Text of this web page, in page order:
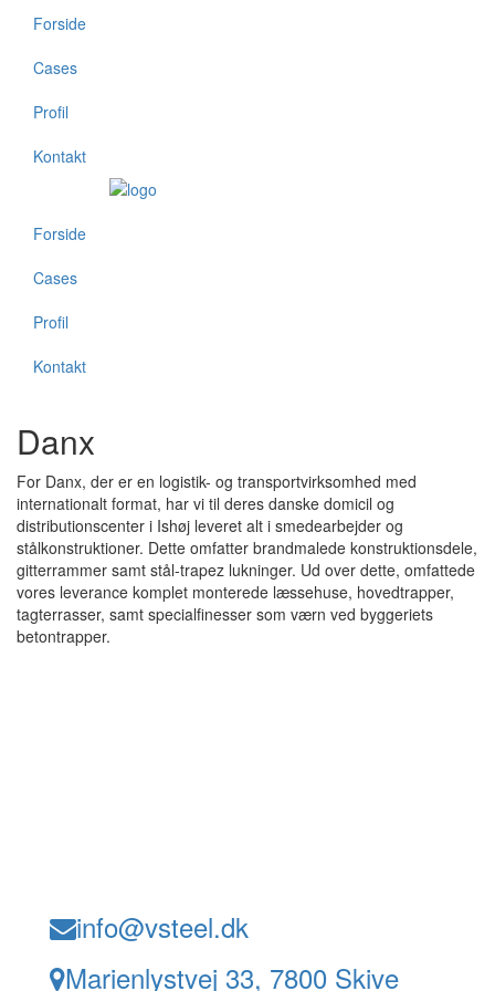
Forside
Cases
Profil
Kontakt
Forside
Cases
Profil
Kontakt
Danx
For Danx, der er en logistik- og transportvirksomhed med
internationalt format, har vi til deres danske domicil og
distributionscenter i Ishøj leveret alt i smedearbejder og
stålkonstruktioner. Dette omfatter brandmalede konstruktionsdele,
gitterrammer samt stål-trapez lukninger. Ud over dette, omfattede
vores leverance komplet monterede læssehuse, hovedtrapper,
tagterrasser, samt specialfinesser som værn ved byggeriets
betontrapper.
info@vsteel.dk
Marienlystvej 33, 7800 Skive